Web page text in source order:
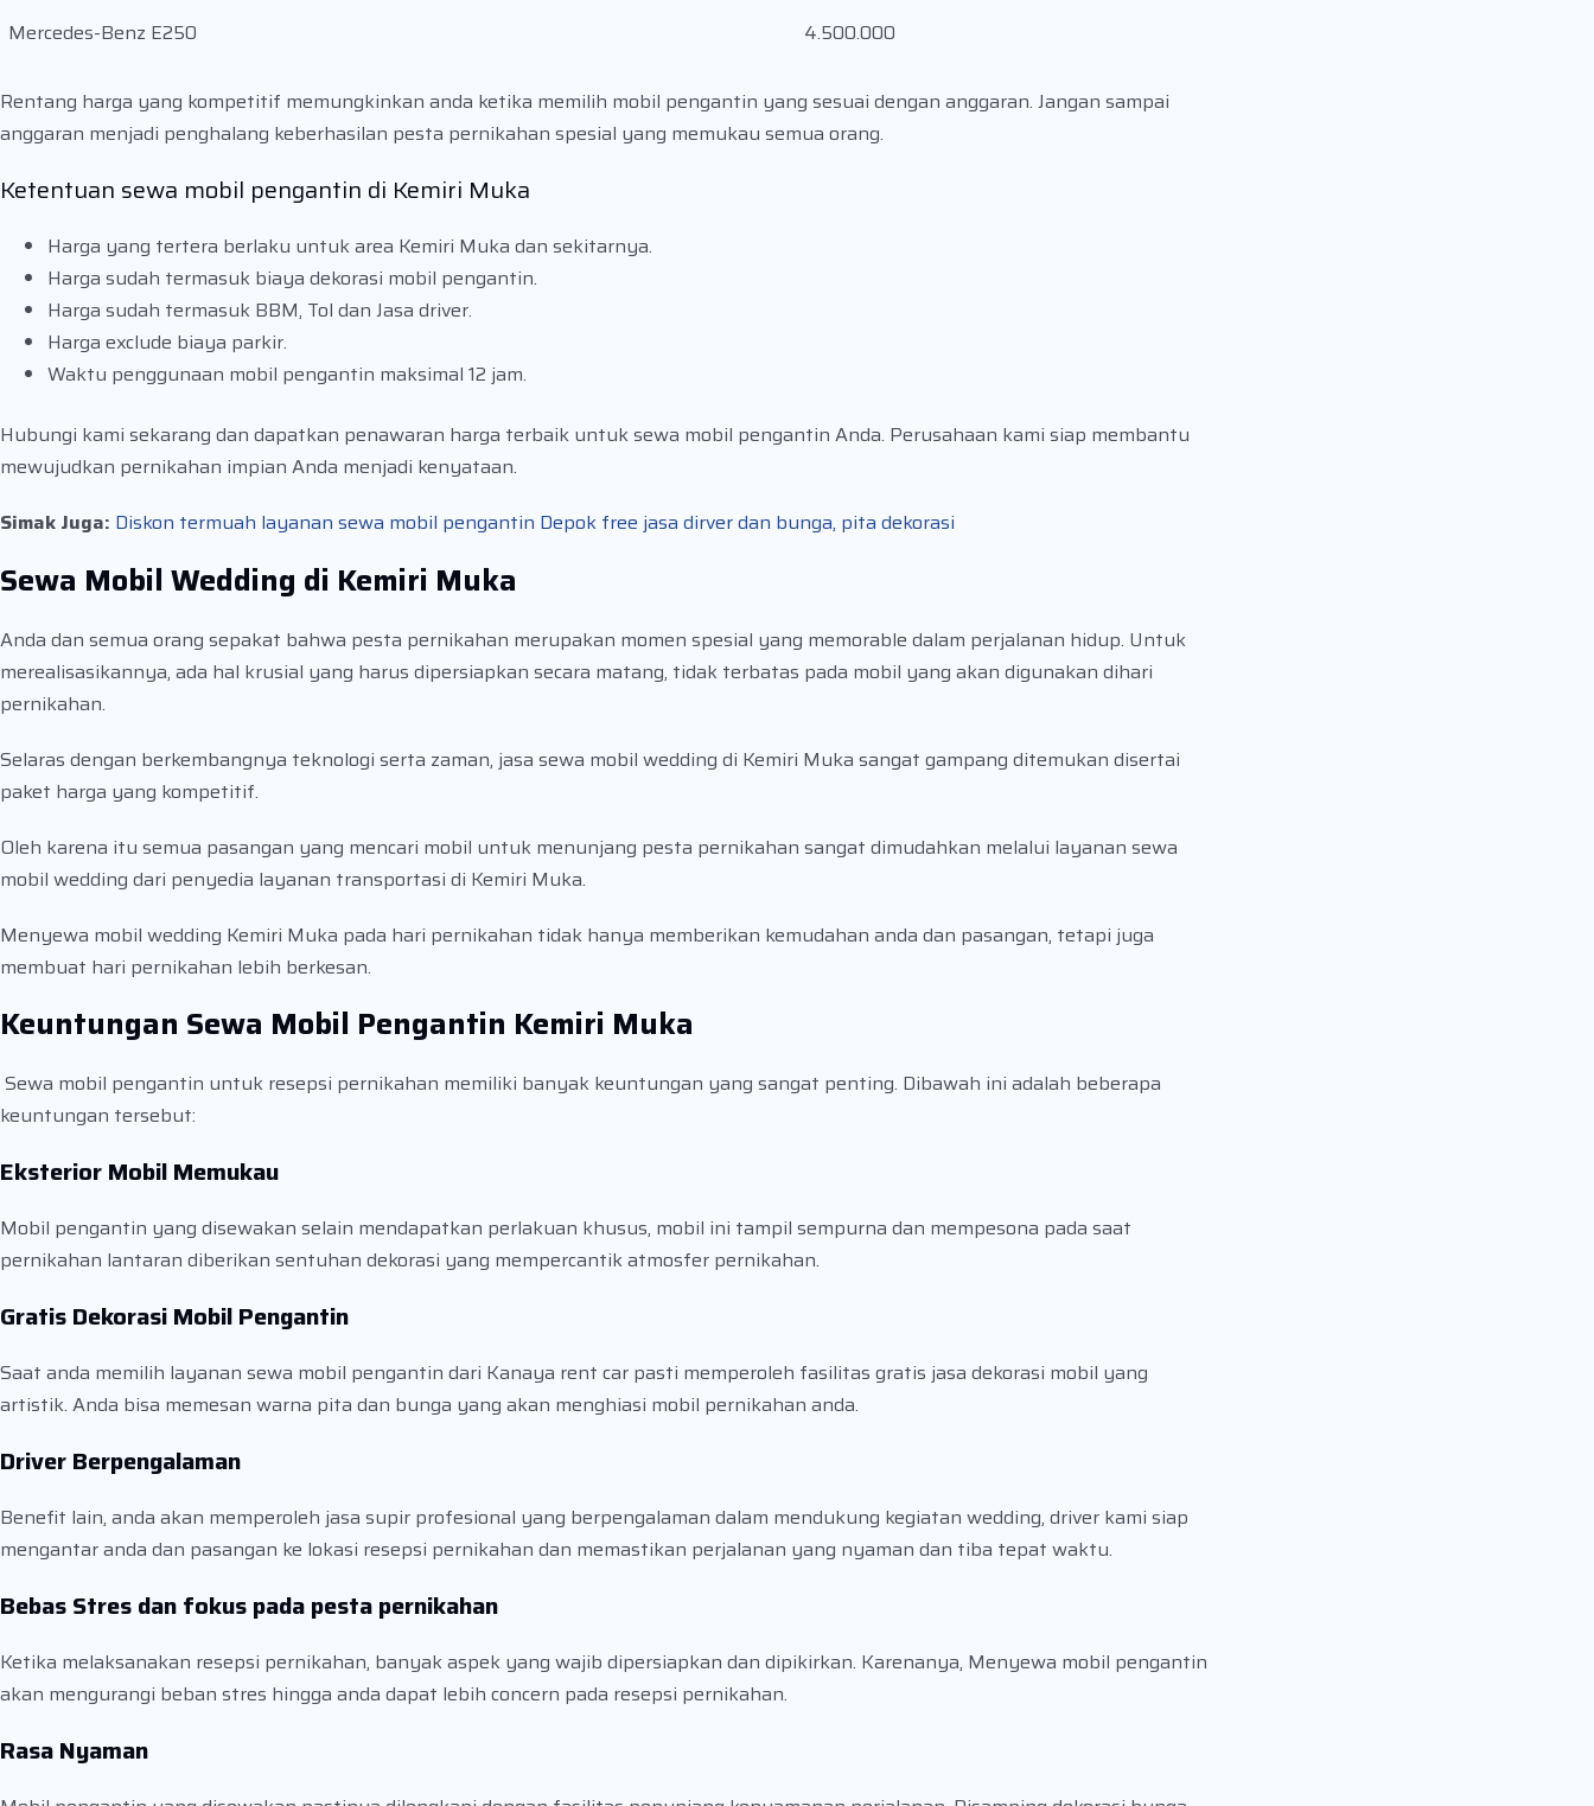
Mercedes-Benz E250
4.500.000
Rentang harga yang kompetitif memungkinkan anda ketika memilih mobil pengantin yang sesuai dengan anggaran. Jangan sampai
anggaran menjadi penghalang keberhasilan pesta pernikahan spesial yang memukau semua orang.
Ketentuan sewa mobil pengantin di Kemiri Muka
Harga yang tertera berlaku untuk area Kemiri Muka dan sekitarnya.
Harga sudah termasuk biaya dekorasi mobil pengantin.
Harga sudah termasuk BBM, Tol dan Jasa driver.
Harga exclude biaya parkir.
Waktu penggunaan mobil pengantin maksimal 12 jam.
Hubungi kami sekarang dan dapatkan penawaran harga terbaik untuk sewa mobil pengantin Anda. Perusahaan kami siap membantu
mewujudkan pernikahan impian Anda menjadi kenyataan.
Simak Juga: Diskon termuah layanan sewa mobil pengantin Depok free jasa dirver dan bunga, pita dekorasi
Sewa Mobil Wedding di Kemiri Muka
Anda dan semua orang sepakat bahwa pesta pernikahan merupakan momen spesial yang memorable dalam perjalanan hidup. Untuk
merealisasikannya, ada hal krusial yang harus dipersiapkan secara matang, tidak terbatas pada mobil yang akan digunakan dihari
pernikahan.
Selaras dengan berkembangnya teknologi serta zaman, jasa sewa mobil wedding di Kemiri Muka sangat gampang ditemukan disertai
paket harga yang kompetitif.
Oleh karena itu semua pasangan yang mencari mobil untuk menunjang pesta pernikahan sangat dimudahkan melalui layanan sewa
mobil wedding dari penyedia layanan transportasi di Kemiri Muka.
Menyewa mobil wedding Kemiri Muka pada hari pernikahan tidak hanya memberikan kemudahan anda dan pasangan, tetapi juga
membuat hari pernikahan lebih berkesan.
Keuntungan Sewa Mobil Pengantin Kemiri Muka
Sewa mobil pengantin untuk resepsi pernikahan memiliki banyak keuntungan yang sangat penting. Dibawah ini adalah beberapa
keuntungan tersebut:
Eksterior Mobil Memukau
Mobil pengantin yang disewakan selain mendapatkan perlakuan khusus, mobil ini tampil sempurna dan mempesona pada saat
pernikahan lantaran diberikan sentuhan dekorasi yang mempercantik atmosfer pernikahan.
Gratis Dekorasi Mobil Pengantin
Saat anda memilih layanan sewa mobil pengantin dari Kanaya rent car pasti memperoleh fasilitas gratis jasa dekorasi mobil yang
artistik. Anda bisa memesan warna pita dan bunga yang akan menghiasi mobil pernikahan anda.
Driver Berpengalaman
Benefit lain, anda akan memperoleh jasa supir profesional yang berpengalaman dalam mendukung kegiatan wedding, driver kami siap
mengantar anda dan pasangan ke lokasi resepsi pernikahan dan memastikan perjalanan yang nyaman dan tiba tepat waktu.
Bebas Stres dan fokus pada pesta pernikahan
Ketika melaksanakan resepsi pernikahan, banyak aspek yang wajib dipersiapkan dan dipikirkan. Karenanya, Menyewa mobil pengantin
akan mengurangi beban stres hingga anda dapat lebih concern pada resepsi pernikahan.
Rasa Nyaman